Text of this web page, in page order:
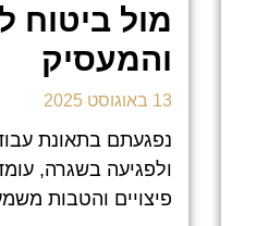
מול ביטוח
והמעסיק
13 באוגוסט 2025
נפגעתם בתאונת
ולפגיעה בשגרה,
פיצויים והטבות